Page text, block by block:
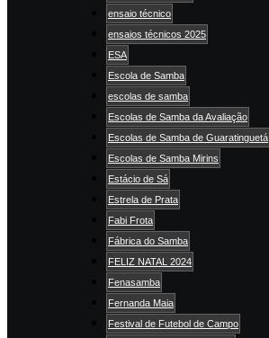
ensaio técnico
ensaios técnicos 2025
ESA
Escola de Samba
escolas de samba
Escolas de Samba da Avaliação
Escolas de Samba de Guaratinguetá
Escolas de Samba Mirins
Estácio de Sá
Estrela de Prata
Fabi Frota
Fábrica do Samba
FELIZ NATAL 2024
Fenasamba
Fernanda Maia
Festival de Futebol de Campo